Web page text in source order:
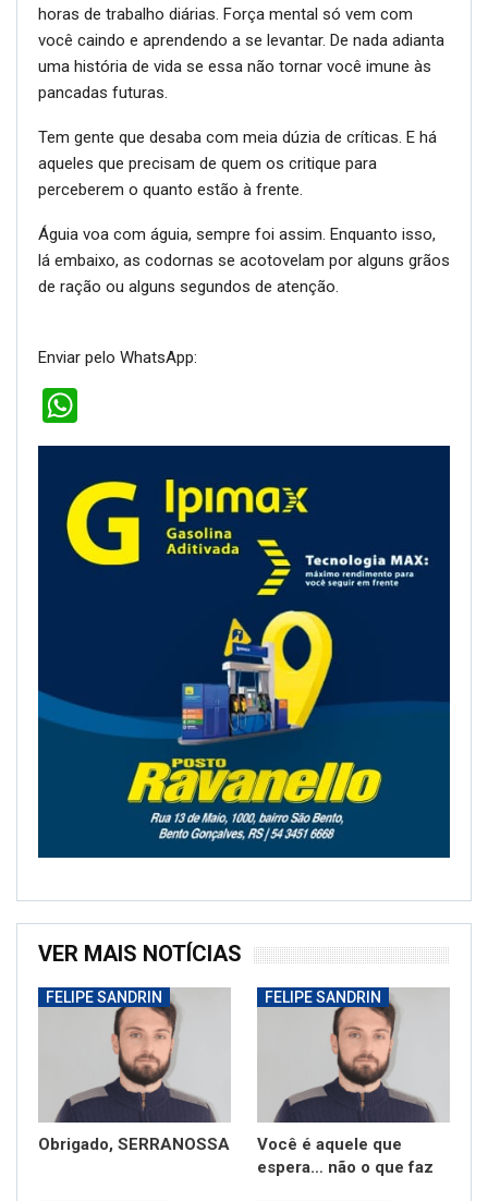
horas de trabalho diárias. Força mental só vem com
você caindo e aprendendo a se levantar. De nada adianta
uma história de vida se essa não tornar você imune às
pancadas futuras.
Tem gente que desaba com meia dúzia de críticas. E há
aqueles que precisam de quem os critique para
perceberem o quanto estão à frente.
Águia voa com águia, sempre foi assim. Enquanto isso,
lá embaixo, as codornas se acotovelam por alguns grãos
de ração ou alguns segundos de atenção.
Enviar pelo WhatsApp:
VER MAIS NOTÍCIAS
FELIPE SANDRIN
Obrigado, SERRANOSSA
FELIPE SANDRIN
Você é aquele que
espera… não o que faz